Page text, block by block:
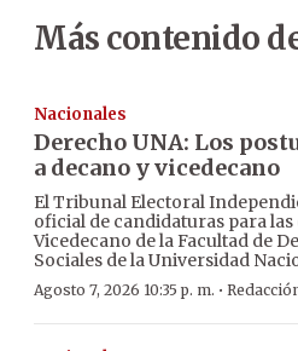
Más contenido
Nacionales
Derecho UNA: Los
a decano y vicedecano
El Tribunal Electoral
oficial de candidaturas para
Vicedecano de la Facultad de
Sociales de la Universidad
Agosto 7, 2026 10:35 p. m. ·